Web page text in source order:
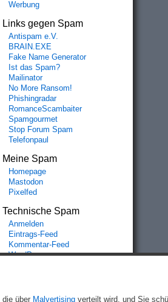
Werbung
Links gegen Spam
Antispam e.V.
BRAIN.EXE
Fake Name Generator
Ist das Spam?
Mailinator
No More Ransom!
Phishingradar
RomanceScambaiter
Spamgourmet
Stop Forum Spam
Telefonpaul
Meine Spam
Homepage
Mastodon
Pixelfed
Technische Spam
Anmelden
Eintrags-Feed
Kommentar-Feed
WordPress.org
über Malvertising verteilt wird, und Sie